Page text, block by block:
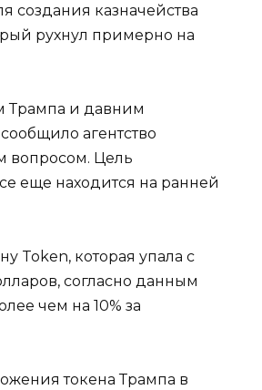
создания казначейства
рухнул примерно на
Трампа и давним
агентство
вопросом. Цель
еще находится на ранней
Token, которая упала с
согласно данным
чем на 10% за
токена Трампа в